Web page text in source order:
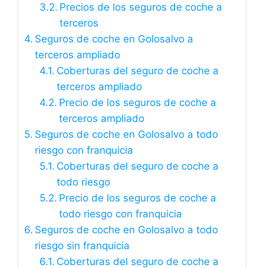
Precios de los seguros de coche a
terceros
Seguros de coche en Golosalvo a
terceros ampliado
Coberturas del seguro de coche a
terceros ampliado
Precio de los seguros de coche a
terceros ampliado
Seguros de coche en Golosalvo a todo
riesgo con franquicia
Coberturas del seguro de coche a
todo riesgo
Precio de los seguros de coche a
todo riesgo con franquicia
Seguros de coche en Golosalvo a todo
riesgo sin franquicia
Coberturas del seguro de coche a